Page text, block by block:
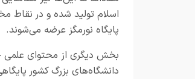
اسلام تولید شده و در نقاط
پایگاه نورمگز عرضه می‌شوند.
بخش دیگری از محتوای علمی